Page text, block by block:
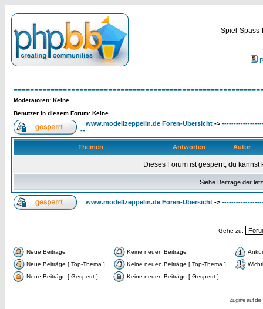
Spiel-
Moderatoren: Keine
Benutzer in diesem Forum: Keine
www.modellzeppelin.de Foren-Übersicht ->
--
Themen Antworten Autor
Dieses Forum ist gesperrt, du
Siehe Beiträge der
www.modellzeppelin.de Foren-Übersicht ->
Gehe zu:
Neue Beiträge Keine neuen Beiträge
Neue Beiträge [ Top-Thema ]
Keine neuen Beiträge [ Top-Thema ]
Neue Beiträge [ Gesperrt ]
Keine neuen Beiträge [ Gesperrt ]
Zugriffe auf